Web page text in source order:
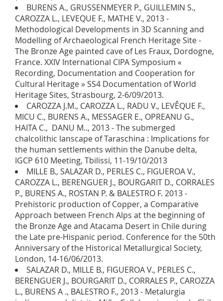
BURENS A., GRUSSENMEYER P., GUILLEMIN S.,
CAROZZA L., LEVEQUE F., MATHE V., 2013 -
Methodological Developments in 3D Scanning and
Modelling of Archaeological French Heritage Site -
The Bronze Age painted cave of Les Fraux, Dordogne,
France. XXIV International CIPA Symposium «
Recording, Documentation and Cooperation for
Cultural Heritage » SS4 Documentation of World
Heritage Sites, Strasbourg, 2-6/09/2013.
CAROZZA J.M., CAROZZA L., RADU V., LEVÊQUE F.,
MICU C., BURENS A., MESSAGER E., OPREANU G.,
HAITA C., DANU M.., 2013 - The submerged
chalcolithic lanscape of Taraschina : Implications for
the human settlements within the Danube delta,
IGCP 610 Meeting, Tbilissi, 11-19/10/2013
MILLE B., SALAZAR D., PERLES C., FIGUEROA V.,
CAROZZA L., BERENGUER J., BOURGARIT D., CORRALES
P., BURENS A., ROSTAN P. & BALESTRO F. 2013 -
Prehistoric production of Copper, a Comparative
Approach between French Alps at the beginning of
the Bronze Age and Atacama Desert in Chile during
the Late pre-Hispanic period. Conference for the 50th
Anniversary of the Historical Metallurgical Society,
London, 14-16/06/2013.
SALAZAR D., MILLE B., FIGUEROA V., PERLES C.,
BERENGUER J., BOURGARIT D., CORRALES P., CAROZZA
L., BURENS A ., BALESTRO F., 2013 - Metalurgia